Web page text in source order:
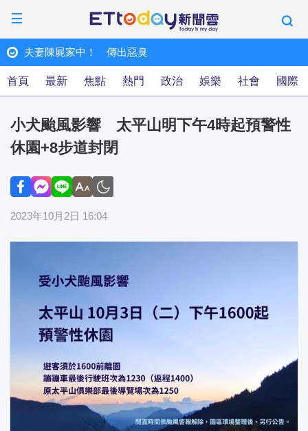
ET快訊 快訊／哥倫比亞7.4強震至少20死 多人被埋
首頁 最新 焦點 熱門 政治 娛樂 社會 國際
小犬颱風影響 太平山明下午4時起預警性
休園+8步道封閉
2023年10月2日 16:04